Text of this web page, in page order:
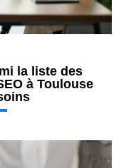
la liste des
à Toulouse